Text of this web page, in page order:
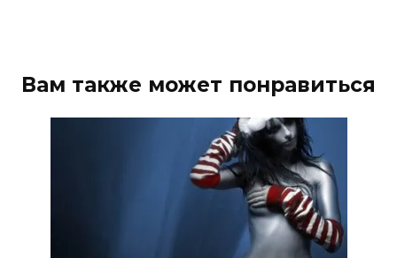
Вам также может понравиться